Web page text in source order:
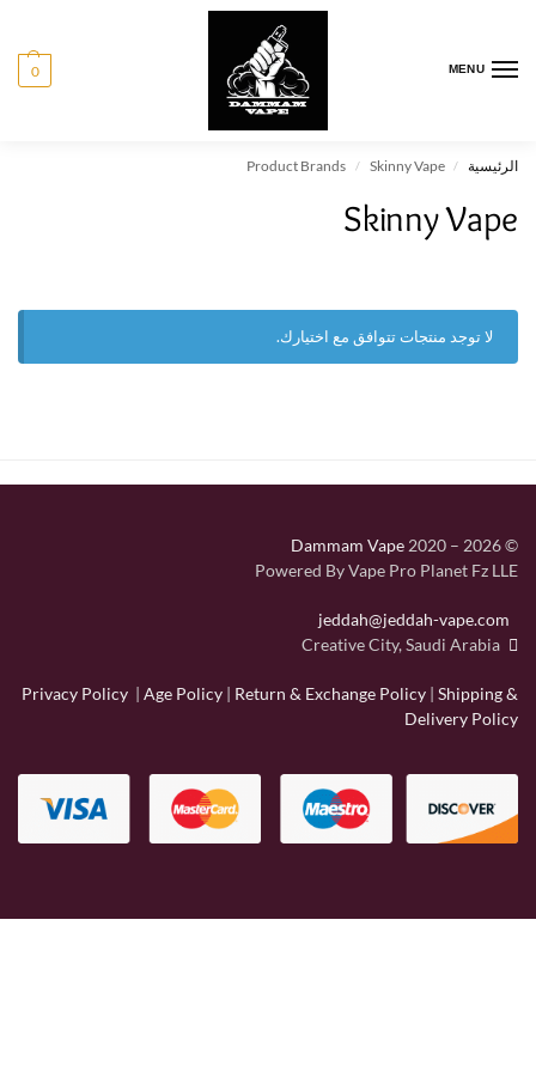
MENU
0
الرئيسية /
Product Brands / Skinny Vape
Skinny Vape
لا توجد منتجات تتوافق مع اختيارك.
©
Dammam Vape 2020 – 2026
Powered By Vape Pro Planet Fz LLE
Privacy Policy | Age Policy | Return & Exchange Policy | Shipping &
Delivery Policy